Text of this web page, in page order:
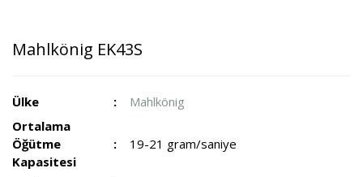
Mahlkönig EK43S
Ülke
Mahlkönig
Ortalama
Öğütme
Kapasitesi
19-21 gram/saniye